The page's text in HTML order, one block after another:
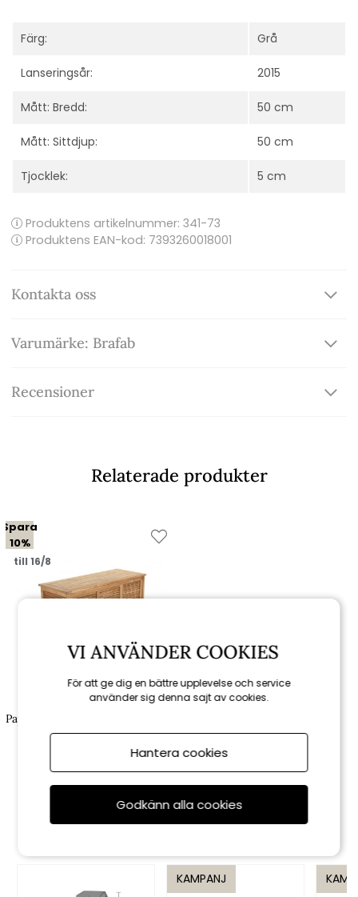
Färg: Grå
Lanseringsår: 2015
Mått: Bredd: 50 cm
Mått: Sittdjup: 50 cm
Tjocklek: 5 cm
Produktens artikelnummer: 341-73
Produktens EAN-kod: 7393260018001
Kontakta oss
Varumärke: Brafab
Recensioner
Relaterade produkter
Spara
10%
till 16/8
Brafab
Papaya förvaringslåda 130x51 cm
H 60 cm - teak
Rekommenderade tillbehör
KAMPANJ
VI ANVÄNDER COOKIES
För att ge dig en bättre upplevelse och service
använder sig denna sajt av cookies.
Hantera cookies
Godkänn alla cookies